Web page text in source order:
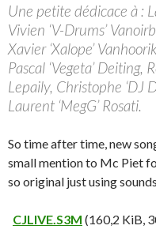
Une petite dédicace à :
Vivien ‘V-Drums’
Xavier ‘Xalope’
Pascal ‘Vegeta’ Deiting,
Lepaily, Christophe ‘DJ
Laurent ‘MegG’ Rosati.
So time after time, new
small mention to Mc Piet
so original just using
CJLIVE.S3M (160,2 KiB,